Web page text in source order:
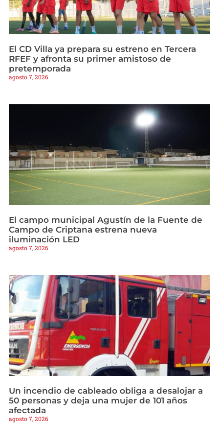
El CD Villa ya prepara su estreno en Tercera
RFEF y afronta su primer amistoso de
pretemporada
agosto 7, 2026
El campo municipal Agustín de la Fuente de
Campo de Criptana estrena nueva
iluminación LED
agosto 7, 2026
Un incendio de cableado obliga a desalojar a
50 personas y deja una mujer de 101 años
afectada
agosto 7, 2026